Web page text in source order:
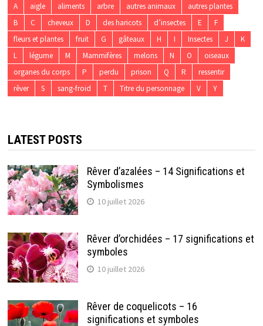
A aigle aliments arbre autres animaux
autres plantes
B
C cheveux D des haricots d’insectes E
F
fleurs et plantes
fruit G gâteaux H I Insectes J
K
L
légume M Mammifères melons N O
oiseaux
organes du corps
P perdu prison Q R
ressentir
rêver
S sang-froid T Titre du personnage V Y
LATEST POSTS
Rêver d’azalées – 14 Significations et
Symbolismes
10 juillet 2026
Rêver d’orchidées – 17 significations et
symboles
10 juillet 2026
Rêver de coquelicots – 16
significations et symboles